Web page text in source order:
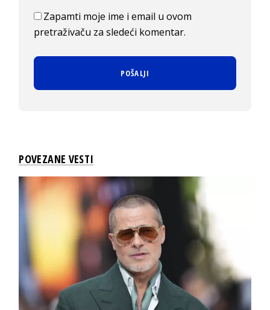
Zapamti moje ime i email u ovom
pretraživaču za sledeći komentar.
POVEZANE VESTI